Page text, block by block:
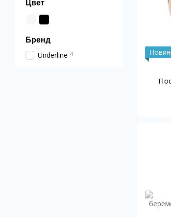
Цвет
Бренд
Underline 4